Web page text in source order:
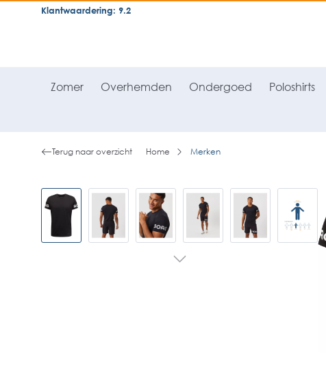
general.skipToNavigation
Klantwaardering: 9.2
Zomer Overhemden Ondergoed Poloshirts
Terug naar overzicht Home Merken